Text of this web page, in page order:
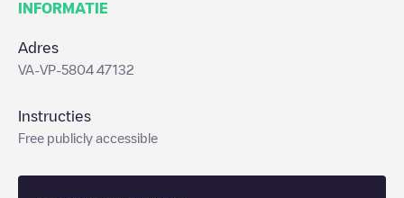
INFORMATIE
Adres
VA-VP-5804 47132
Instructies
Free publicly accessible